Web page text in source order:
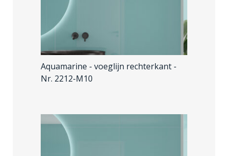
Aquamarine - voeglijn rechterkant -
Nr. 2212-M10